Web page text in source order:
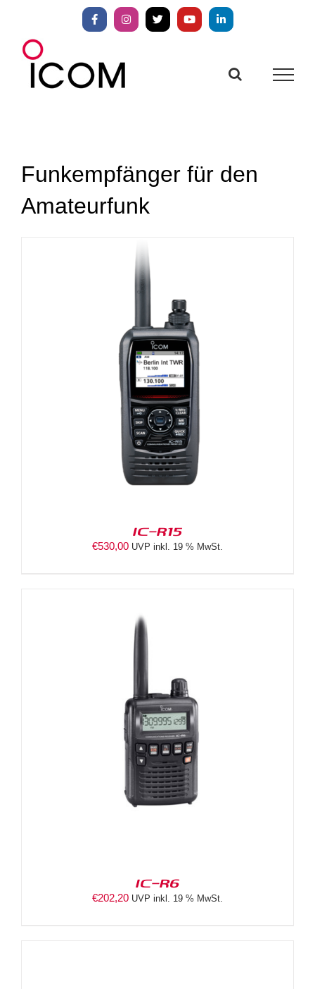
springen
FacebookInstagram
X YouTubeLinkedIn
Funkempfänger für den
Amateurfunk
IC-R15
€530,00 UVP inkl. 19 % MwSt.
IC-R6
€202,20 UVP inkl. 19 % MwSt.